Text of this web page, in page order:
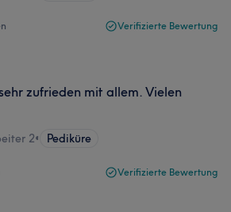
Verifizierte Bewertung
zufrieden mit allem. Vielen
2• Pediküre
Verifizierte Bewertung